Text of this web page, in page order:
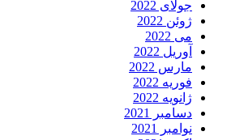
جولای 2022
ژوئن 2022
می 2022
آوریل 2022
مارس 2022
فوریه 2022
ژانویه 2022
دسامبر 2021
نوامبر 2021